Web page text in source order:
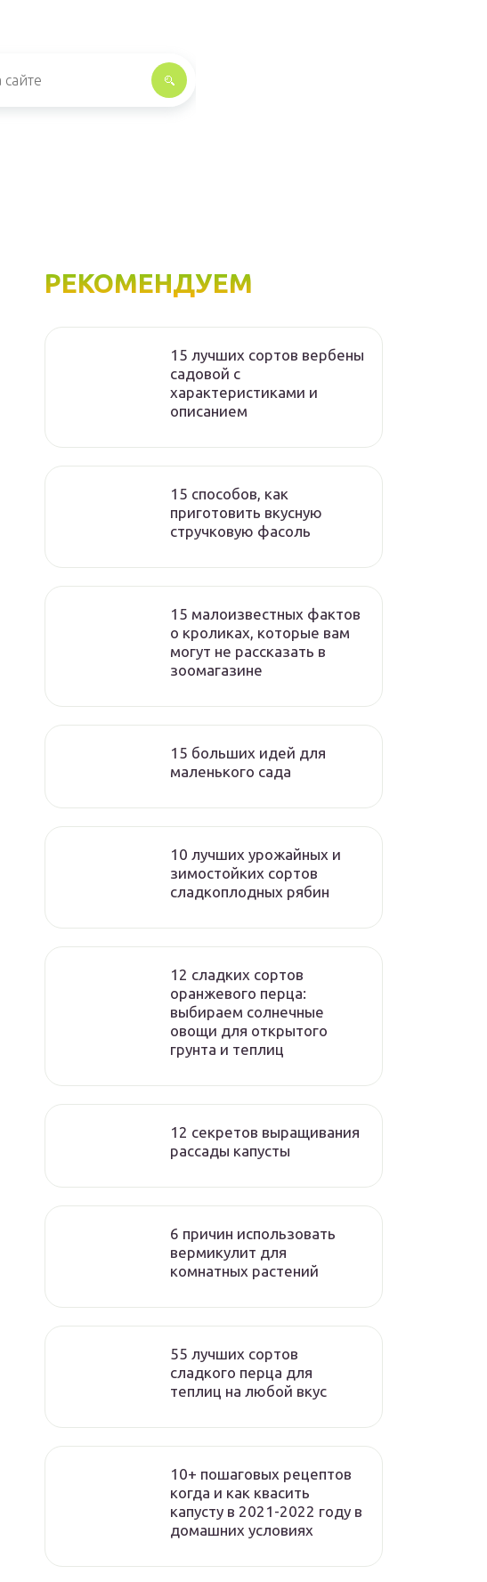
РЕКОМЕНДУЕМ
15 лучших сортов вербены
садовой с
характеристиками и
описанием
15 способов, как
приготовить вкусную
стручковую фасоль
15 малоизвестных фактов
о кроликах, которые вам
могут не рассказать в
зоомагазине
15 больших идей для
маленького сада
10 лучших урожайных и
зимостойких сортов
сладкоплодных рябин
12 сладких сортов
оранжевого перца:
выбираем солнечные
овощи для открытого
грунта и теплиц
12 секретов выращивания
рассады капусты
6 причин использовать
вермикулит для
комнатных растений
55 лучших сортов
сладкого перца для
теплиц на любой вкус
10+ пошаговых рецептов
когда и как квасить
капусту в 2021-2022 году в
домашних условиях